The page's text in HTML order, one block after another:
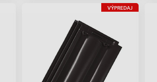
VÝPREDAJ